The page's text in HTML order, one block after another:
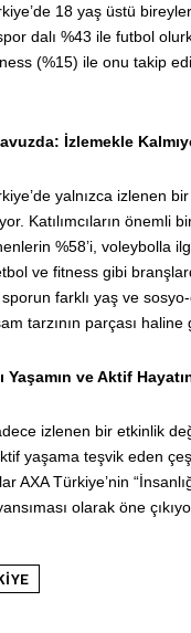
18 yaş üstü
dalı %43 ile futbol
(%15) ile onu takip
İzlemekle
yalnızca izlenen
Katılımcıların önemli
%58’i, voleybolla
ve fitness gibi
farklı yaş ve
tarzının parçası
Yaşamın ve Aktif
izlenen bir etkinlik
yaşama teşvik eden
AXA Türkiye’nin
olarak öne